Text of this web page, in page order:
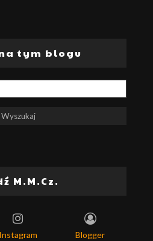
tym blogu
M.M.Cz.
Instagram Blogger